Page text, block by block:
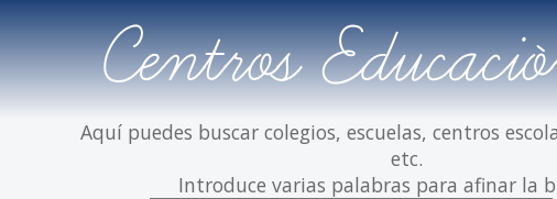
Centros
Aquí puedes buscar colegios, escuelas, centros
etc.
Introduce varias palabras para afinar la